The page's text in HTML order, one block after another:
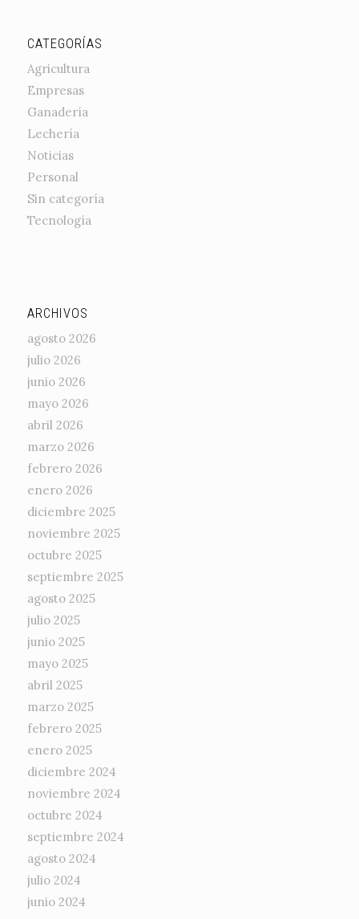
CATEGORÍAS
Agricultura
Empresas
Ganadería
Lechería
Noticias
Personal
Sin categoría
Tecnología
ARCHIVOS
agosto 2026
julio 2026
junio 2026
mayo 2026
abril 2026
marzo 2026
febrero 2026
enero 2026
diciembre 2025
noviembre 2025
octubre 2025
septiembre 2025
agosto 2025
julio 2025
junio 2025
mayo 2025
abril 2025
marzo 2025
febrero 2025
enero 2025
diciembre 2024
noviembre 2024
octubre 2024
septiembre 2024
agosto 2024
julio 2024
junio 2024